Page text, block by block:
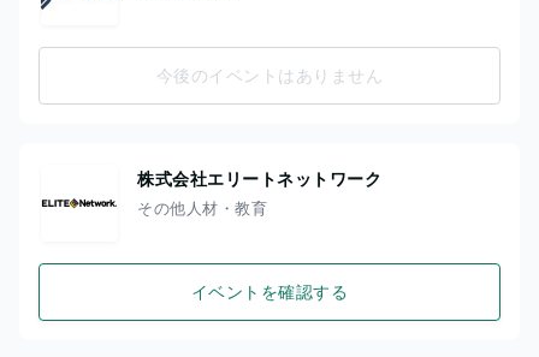
今後のイベントはありません
株式会社エリートネットワーク
その他人材・教育
イベントを確認する